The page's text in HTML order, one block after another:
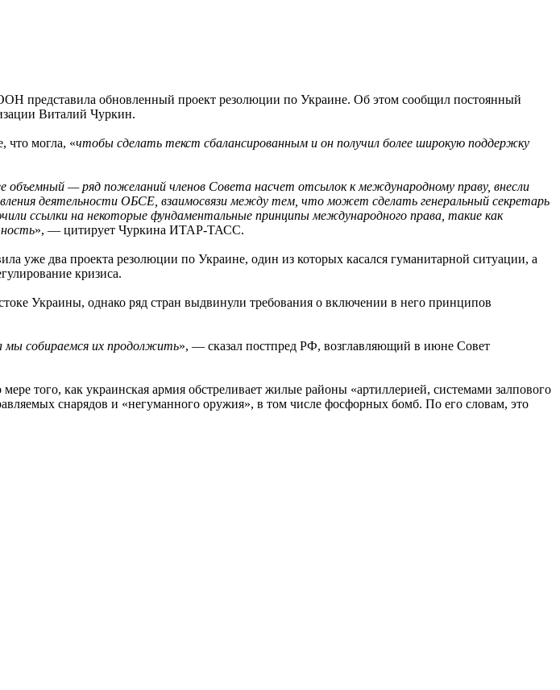
представила обновленный проект резолюции по Украине. Об этом сообщил постоянный
Виталий Чуркин.
что могла, «чтобы сделать текст сбалансированным и он получил более широкую поддержку
— ряд пожеланий членов Совета насчет отсылок к международному праву, внесли
деятельности ОБСЕ, взаимосвязи между тем, что может сделать генеральный секретарь
ссылки на некоторые фундаментальные принципы международного права, такие как
», — цитирует Чуркина ИТАР-ТАСС.
уже два проекта резолюции по Украине, один из которых касался гуманитарной ситуации, а
кризиса.
Украины, однако ряд стран выдвинули требования о включении в него принципов
мы собираемся их продолжить», — сказал постпред РФ, возглавляющий в июне Совет
того, как украинская армия обстреливает жилые районы «артиллерией, системами залпового
снарядов и «негуманного оружия», в том числе фосфорных бомб. По его словам, это